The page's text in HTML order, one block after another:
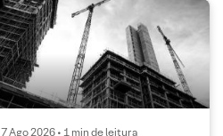
7 Ago 2026 • 1 min de leitura